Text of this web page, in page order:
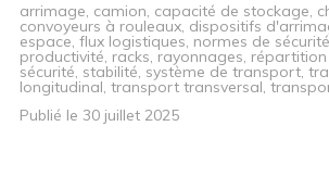
arrimage, camion, capacité de stockage,
convoyeurs à rouleaux, dispositifs
espace, flux logistiques, normes de sécurité
productivité, racks, rayonnages,
sécurité, stabilité, système de transport,
longitudinal, transport transversal,
Publié le 30 juillet 2025